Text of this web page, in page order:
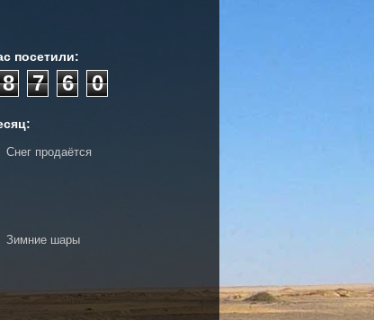
посетили:
8 7 6 0
Снег продаётся
Зимние шары